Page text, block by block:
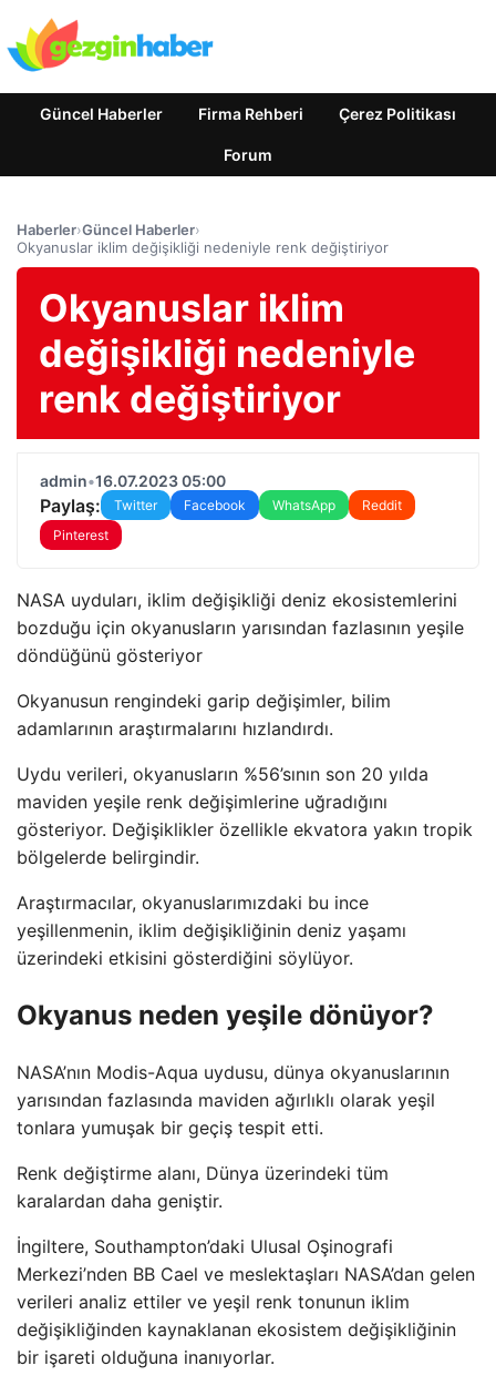
Güncel Haberler Firma Rehberi Çerez Politikası
Forum
Haberler›Güncel Haberler›
Okyanuslar iklim değişikliği nedeniyle renk değiştiriyor
Okyanuslar iklim
değişikliği nedeniyle
renk değiştiriyor
admin•16.07.2023 05:00
Paylaş: Twitter Facebook WhatsApp
Reddit
Pinterest
NASA uyduları, iklim değişikliği deniz ekosistemlerini
bozduğu için okyanusların yarısından fazlasının yeşile
döndüğünü gösteriyor
Okyanusun rengindeki garip değişimler, bilim
adamlarının araştırmalarını hızlandırdı.
Uydu verileri, okyanusların %56’sının son 20 yılda
maviden yeşile renk değişimlerine uğradığını
gösteriyor. Değişiklikler özellikle ekvatora yakın tropik
bölgelerde belirgindir.
Araştırmacılar, okyanuslarımızdaki bu ince
yeşillenmenin, iklim değişikliğinin deniz yaşamı
üzerindeki etkisini gösterdiğini söylüyor.
Okyanus neden yeşile dönüyor?
NASA’nın Modis-Aqua uydusu, dünya okyanuslarının
yarısından fazlasında maviden ağırlıklı olarak yeşil
tonlara yumuşak bir geçiş tespit etti.
Renk değiştirme alanı, Dünya üzerindeki tüm
karalardan daha geniştir.
İngiltere, Southampton’daki Ulusal Oşinografi
Merkezi’nden BB Cael ve meslektaşları NASA’dan gelen
verileri analiz ettiler ve yeşil renk tonunun iklim
değişikliğinden kaynaklanan ekosistem değişikliğinin
bir işareti olduğuna inanıyorlar.